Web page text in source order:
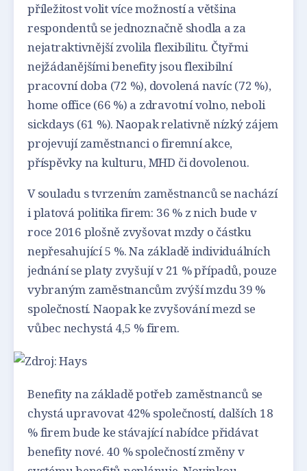
příležitost volit více možností a většina
respondentů se jednoznačně shodla a za
nejatraktivnější zvolila flexibilitu. Čtyřmi
nejžádanějšími benefity jsou flexibilní
pracovní doba (72 %), dovolená navíc (72 %),
home office (66 %) a zdravotní volno, neboli
sickdays (61 %). Naopak relativně nízký zájem
projevují zaměstnanci o firemní akce,
příspěvky na kulturu, MHD či dovolenou.
V souladu s tvrzením zaměstnanců se nachází
i platová politika firem: 36 % z nich bude v
roce 2016 plošně zvyšovat mzdy o částku
nepřesahující 5 %. Na základě individuálních
jednání se platy zvyšují v 21 % případů, pouze
vybraným zaměstnancům zvýší mzdu 39 %
společností. Naopak ke zvyšování mezd se
vůbec nechystá 4,5 % firem.
Benefity na základě potřeb zaměstnanců se
chystá upravovat 42% společností, dalších 18
% firem bude ke stávající nabídce přidávat
benefity nové. 40 % společností změny v